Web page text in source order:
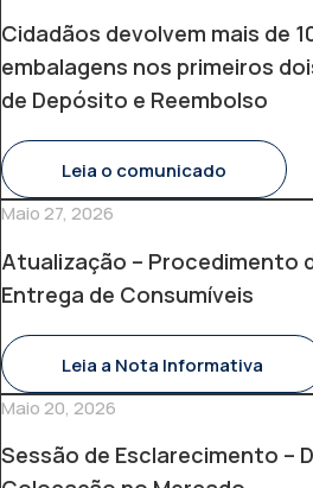
Cidadãos devolvem mais de
embalagens nos primeiros
de Depósito e Reembolso
Leia o comunicado
Maio 27, 2026
Atualização – Procedimento
Entrega de Consumíveis
Leia a Nota Informativa
Maio 20, 2026
Sessão de Esclarecimento –